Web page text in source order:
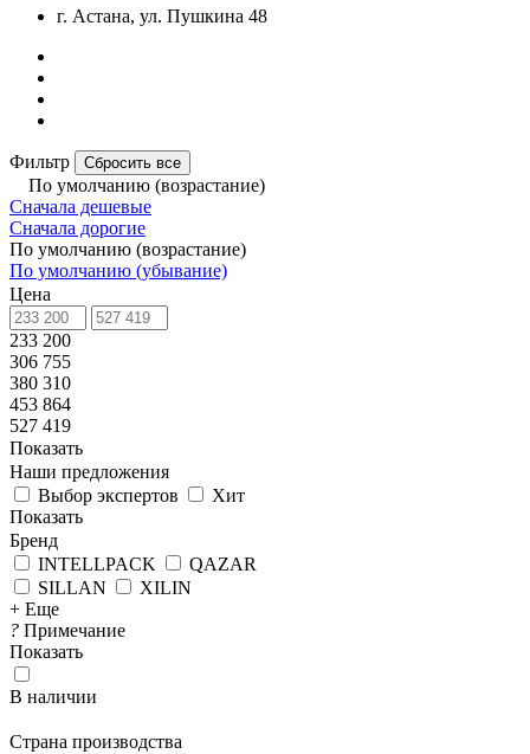
г. Астана, ул. Пушкина 48
Фильтр Сбросить все
По умолчанию (возрастание)
Сначала дешевые
Сначала дорогие
По умолчанию (возрастание)
По умолчанию (убывание)
Цена
233 200
306 755
380 310
453 864
527 419
Показать
Наши предложения
Выбор экспертов
Хит
Показать
Бренд
INTELLPACK
QAZAR
SILLAN
XILIN
+ Еще
? Примечание
Показать
В наличии
Страна производства